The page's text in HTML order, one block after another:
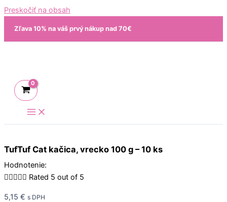
Preskočiť na obsah
Zľava 10% na váš prvý nákup nad 70€
TufTuf Cat kačica, vrecko 100 g – 10 ks
Hodnotenie:
 Rated 5 out of 5
5,15 € s DPH